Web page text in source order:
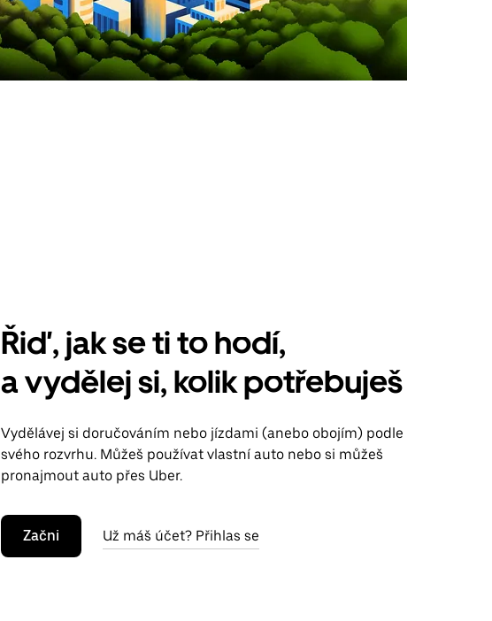
Řiď, jak se ti to hodí,
a vydělej si, kolik potřebuješ
Vydělávej si doručováním nebo jízdami (anebo obojím) podle
svého rozvrhu. Můžeš používat vlastní auto nebo si můžeš
pronajmout auto přes Uber.
Začni Už máš účet? Přihlas se